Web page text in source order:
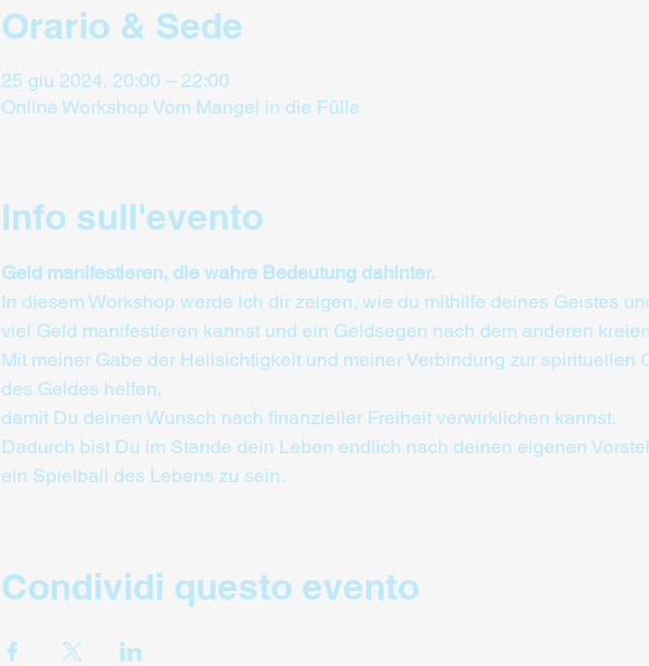
Orario & Sede
25 giu 2024, 20:00 – 22:00
Online Workshop Vom Mangel in die Fülle
Info sull'evento
Geld manifestieren, die wahre Bedeutung dahinter.
In diesem Workshop werde ich dir zeigen, wie du mithilfe deines Geistes
viel Geld manifestieren kannst und ein Geldsegen nach dem anderen
Mit meiner Gabe der Hellsichtigkeit und meiner Verbindung zur spirituellen
des Geldes helfen,
damit Du deinen Wunsch nach finanzieller Freiheit verwirklichen kannst.
Dadurch bist Du im Stande dein Leben endlich nach deinen eigenen
ein Spielball des Lebens zu sein.
Condividi questo evento